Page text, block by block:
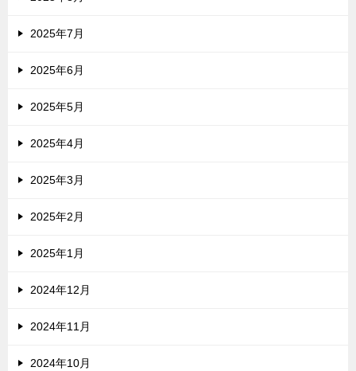
2025年7月
2025年6月
2025年5月
2025年4月
2025年3月
2025年2月
2025年1月
2024年12月
2024年11月
2024年10月